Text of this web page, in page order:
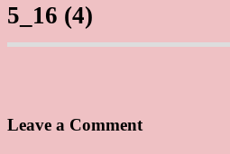
5_16 (4)
Leave a Comment